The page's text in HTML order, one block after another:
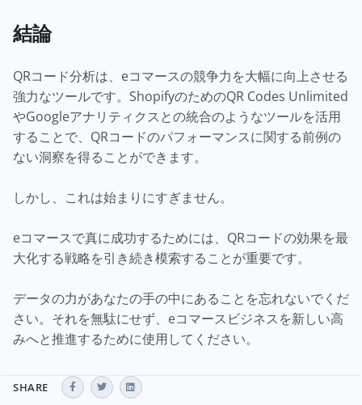
結論
QRコード分析は、eコマースの競争力を大幅に向上させる
強力なツールです。ShopifyのためのQR Codes Unlimited
やGoogleアナリティクスとの統合のようなツールを活用
することで、QRコードのパフォーマンスに関する前例の
ない洞察を得ることができます。
しかし、これは始まりにすぎません。
eコマースで真に成功するためには、QRコードの効果を最
大化する戦略を引き続き模索することが重要です。
データの力があなたの手の中にあることを忘れないでくだ
さい。それを無駄にせず、eコマースビジネスを新しい高
みへと推進するために使用してください。
SHARE